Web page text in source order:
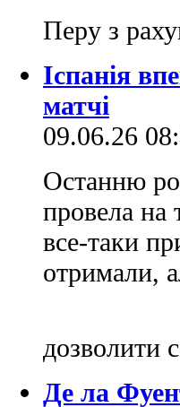
Перу з
Іспанія
матчі
09.06.26
Останню
провела на
все-таки
отримали,
дозволити
Де ла